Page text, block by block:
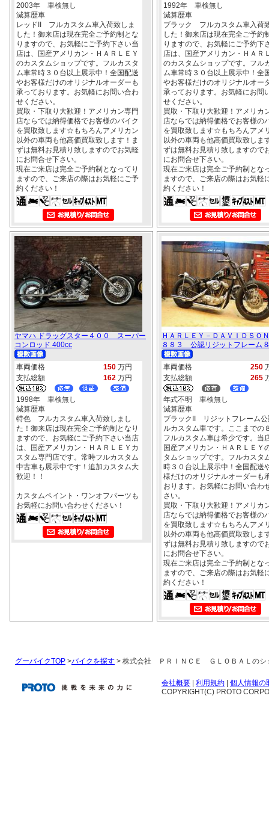
2003年 車検無し
減算歴車
レッドII フルカスタム車入荷致しま
した！御来店は現在完全ご予約制とな
りますので、お気軽にご予約下さい当
店は、国産アメリカン・ＨＡＲＬＥＹ
のカスタムショップです。フルカスタ
ム車常時３０台以上展示中！全国配送
やお客様だけのオリジナルオーダーも
承っております。お気軽にお問い合わ
せください。
買取・下取り大歓迎！アメリカン専門
店ならでは納得価格でお客様のバイク
を買取致します☆もちろんアメリカン
以外の車両も他高価買取致します！ま
ずは無料お見積り致しますのでお気軽
にお問合せ下さい。
現在ご来店は完全ご予約制となってり
ますので、ご来店の際はお気軽にご予
約ください！
1992年 車検無し
減算歴車
ブラック フルカスタム車入荷
した！御来店は現在完全ご予約
りますので、お気軽にご予約下
店は、国産アメリカン・ＨＡＲ
のカスタムショップです。フル
ム車常時３０台以上展示中！全
やお客様だけのオリジナルオー
承っております。お気軽にお問
せください。
買取・下取り大歓迎！アメリカ
店ならでは納得価格でお客様の
を買取致します☆もちろんアメ
以外の車両も他高価買取致しま
ずは無料お見積り致しますので
にお問合せ下さい。
現在ご来店は完全ご予約制とな
ますので、ご来店の際はお気軽
約ください！
ヤマハ ドラッグスター４００ スーパー
コンロッド 400cc
車両価格 150 万円
支払総額
162 万円
1998年 車検無し
減算歴車
特色 フルカスタム車入荷致しまし
た！御来店は現在完全ご予約制となり
ますので、お気軽にご予約下さい当店
は、国産アメリカン・ＨＡＲＬＥＹカ
スタム専門店です。常時フルカスタム
中古車も展示中です！追加カスタム大
歓迎！！
カスタムペイント・ワンオフパーツも
お気軽にお問い合わせください！
ＨＡＲＬＥＹ－ＤＡＶＩＤＳＯ
８８３ 公認リジットフレーム
車両価格 250
支払総額
265
年式不明 車検無し
減算歴車
ブラックII リジットフレーム公
ルカスタム車です。ここまでの
フルカスタム車は希少です。当
国産アメリカン・ＨＡＲＬＥＹ
タムショップです。フルカスタ
時３０台以上展示中！全国配送
様だけのオリジナルオーダーも
おります。お気軽にお問い合わ
さい。
買取・下取り大歓迎！アメリカ
店ならでは納得価格でお客様の
を買取致します☆もちろんアメ
以外の車両も他高価買取致しま
ずは無料お見積り致しますので
にお問合せ下さい。
現在ご来店は完全ご予約制とな
ますので、ご来店の際はお気軽
約ください！
グーバイクTOP >バイクを探す > 株式会社 ＰＲＩＮＣＥ ＧＬＯＢＡＬのシ
会社概要 | 利用規約 | 個人情報の
COPYRIGHT(C) PROTO